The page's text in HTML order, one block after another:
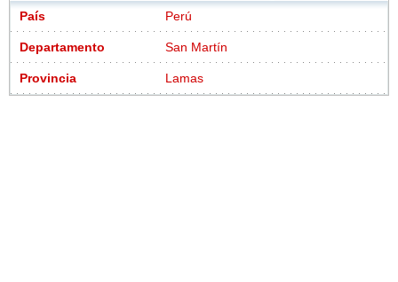
País Perú
Departamento San Martín
Provincia Lamas